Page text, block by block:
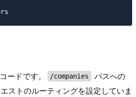
ードです。 /companies
パスへの
ストのルーティングを設定していま